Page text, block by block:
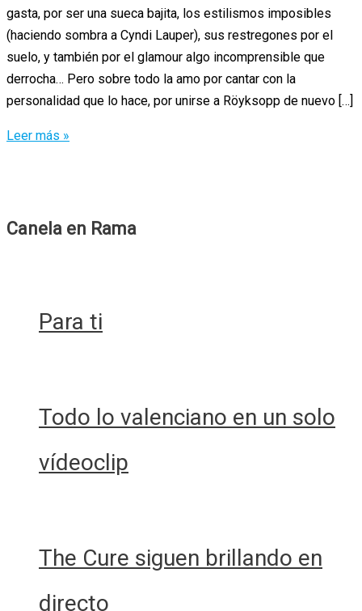
gasta, por ser una sueca bajita, los estilismos imposibles
(haciendo sombra a Cyndi Lauper), sus restregones por el
suelo, y también por el glamour algo incomprensible que
derrocha… Pero sobre todo la amo por cantar con la
personalidad que lo hace, por unirse a Röyksopp de nuevo […]
Amo
Leer más »
Canela en Rama
Para ti
Todo lo valenciano en un solo
vídeoclip
The Cure siguen brillando en
directo